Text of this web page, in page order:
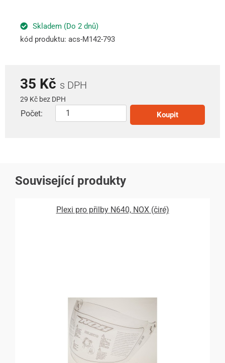
Skladem (Do 2 dnů)
kód produktu: acs-M142-793
35 Kč s DPH
29 Kč bez DPH
Počet: Koupit
Související produkty
Plexi pro přilby N640, NOX (čiré)